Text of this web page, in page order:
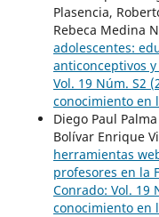
Plasencia,
Rebeca Medina
adolescentes:
anticonceptivos
Vol. 19 Núm. S2
conocimiento en
Diego Paul
Bolívar Enrique
herramientas
profesores en la
Conrado: Vol. 19
conocimiento en